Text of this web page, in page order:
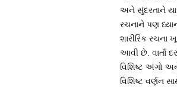
અને સુંદરતાને
રચનાને પણ
શારીરિક રચના
આવી છે. વાર્તા
વિશિષ્ટ અંગો
વિશિષ્ટ વર્ણન